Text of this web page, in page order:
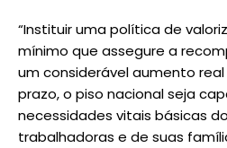
“Instituir uma política de
mínimo que assegure a
um considerável aumento
prazo, o piso nacional seja
necessidades vitais básicas
trabalhadoras e de suas